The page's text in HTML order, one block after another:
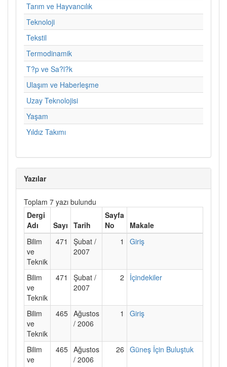
Tarım ve Hayvancılık
Teknoloji
Tekstil
Termodinamik
T?p ve Sa?l?k
Ulaşım ve Haberleşme
Uzay Teknolojisi
Yaşam
Yıldız Takımı
Yazılar
Toplam 7 yazı bulundu
Dergi
Adı
Sayı Tarih
Sayfa
No
Makale
Bilim
ve
Teknik
471
Şubat /
2007
1 Giriş
Bilim
ve
Teknik
471
Şubat /
2007
2 İçindekiler
Bilim
ve
Teknik
465 Ağustos
/ 2006
1 Giriş
Bilim
ve
465 Ağustos
/ 2006
26 Güneş İçin Buluştuk